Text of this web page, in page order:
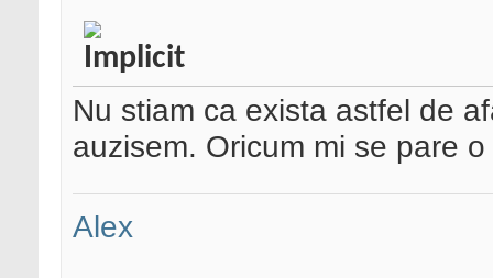
Nu stiam ca exista astfel de
auzisem. Oricum mi se pare
Alex